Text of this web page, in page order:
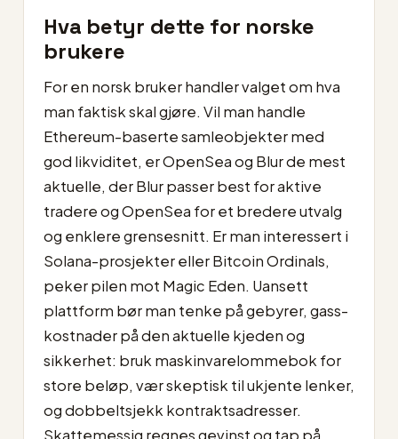
Hva betyr dette for norske
brukere
For en norsk bruker handler valget om hva
man faktisk skal gjøre. Vil man handle
Ethereum-baserte samleobjekter med
god likviditet, er OpenSea og Blur de mest
aktuelle, der Blur passer best for aktive
tradere og OpenSea for et bredere utvalg
og enklere grensesnitt. Er man interessert i
Solana-prosjekter eller Bitcoin Ordinals,
peker pilen mot Magic Eden. Uansett
plattform bør man tenke på gebyrer, gass-
kostnader på den aktuelle kjeden og
sikkerhet: bruk maskinvarelommebok for
store beløp, vær skeptisk til ukjente lenker,
og dobbeltsjekk kontraktsadresser.
Skattemessig regnes gevinst og tap på